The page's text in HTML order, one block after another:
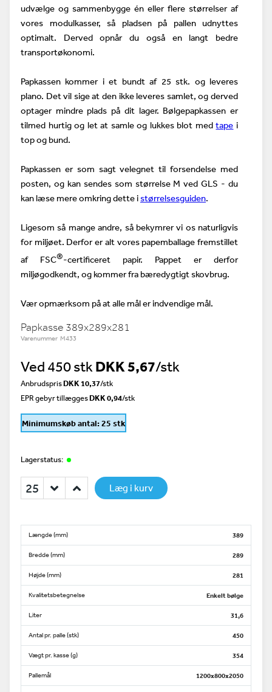
udvælge og sammenbygge én eller flere størrelser af
vores modulkasser, så pladsen på pallen udnyttes
optimalt. Derved opnår du også en langt bedre
transportøkonomi.
Papkassen kommer i et bundt af 25 stk. og leveres
plano. Det vil sige at den ikke leveres samlet, og derved
optager mindre plads på dit lager. Bølgepapkassen er
tilmed hurtig og let at samle og lukkes blot medtape i
top og bund.
Papkassen er som sagt velegnet til forsendelse med
posten, og kan sendes som størrelse M ved GLS - du
kan læse mere omkring dette istørrelsesguiden.
Ligesom så mange andre, så bekymrer vi os naturligvis
for miljøet. Derfor er alt vores papemballage fremstillet
af FSC®-certificeret papir. Pappet er derfor
miljøgodkendt, og kommer fra bæredygtigt skovbrug.
Vær opmærksom på at alle mål er indvendige mål.
Papkasse 389x289x281
Varenummer M433
Ved 450 stk DKK 5,67/stk
AnbrudsprisDKK 10,37/stk
EPR gebyr tillæggesDKK 0,94/stk
Minimumskøb antal: 25 stk
Lagerstatus:
Læg i kurv
Længde (mm) 389
Bredde (mm) 289
Højde (mm) 281
Kvalitetsbetegnelse Enkelt bølge
Liter 31,6
Antal pr. palle (stk) 450
Vægt pr. kasse (g) 354
Pallemål 1200x800x2050